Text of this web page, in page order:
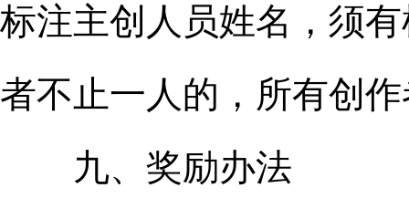
标注主创人员姓名，须
者不止一人的，所有创
九、奖励办法